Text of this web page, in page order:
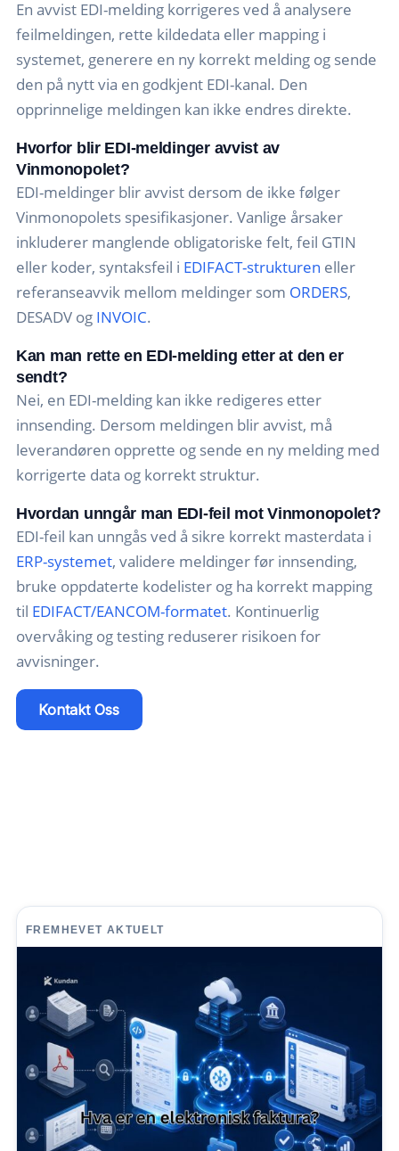
En avvist EDI-melding korrigeres ved å analysere
feilmeldingen, rette kildedata eller mapping i
systemet, generere en ny korrekt melding og sende
den på nytt via en godkjent EDI-kanal. Den
opprinnelige meldingen kan ikke endres direkte.
Hvorfor blir EDI-meldinger avvist av
Vinmonopolet?
EDI-meldinger blir avvist dersom de ikke følger
Vinmonopolets spesifikasjoner. Vanlige årsaker
inkluderer manglende obligatoriske felt, feil GTIN
eller koder, syntaksfeil i EDIFACT-strukturen eller
referanseavvik mellom meldinger som ORDERS,
DESADV og INVOIC.
Kan man rette en EDI-melding etter at den er
sendt?
Nei, en EDI-melding kan ikke redigeres etter
innsending. Dersom meldingen blir avvist, må
leverandøren opprette og sende en ny melding med
korrigerte data og korrekt struktur.
Hvordan unngår man EDI-feil mot Vinmonopolet?
EDI-feil kan unngås ved å sikre korrekt masterdata i
ERP-systemet, validere meldinger før innsending,
bruke oppdaterte kodelister og ha korrekt mapping
til EDIFACT/EANCOM-formatet. Kontinuerlig
overvåking og testing reduserer risikoen for
avvisninger.
Kontakt Oss
FREMHEVET AKTUELT